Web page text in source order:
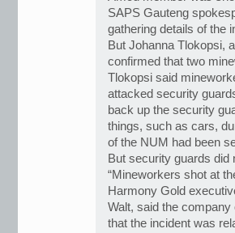
SAPS Gauteng
gathering details of the
But Johanna Tlokopsi,
confirmed that two
Tlokopsi said
attacked security
back up the security
things, such as cars,
of the NUM had been
But security guards did
“Mineworkers shot at
Harmony Gold
Walt, said the
that the incident was